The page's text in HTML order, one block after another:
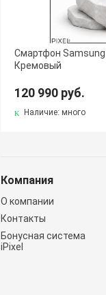
Смартфон Samsung
Кремовый
120 990 руб.
Наличие: много
Компания
О компании
Контакты
Бонусная система
iPixel